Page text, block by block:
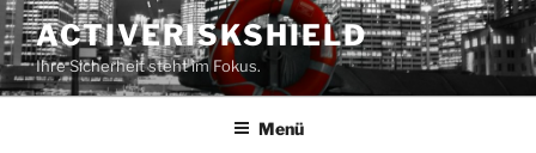
Zum
Inhalt
springen
ACTIVERISKSHIELD
Ihre Sicherheit steht im Fokus.
Menü